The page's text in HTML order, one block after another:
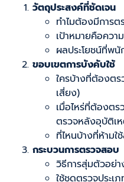
วัตถุประสงค์ที่ชัดเจน
ทำไมต้องมีการ
เป้าหมายคือคว
ผลประโยชน์ที่พนั
ขอบเขตการบังคับใช้
ใครบ้างที่ต้องต
เสี่ยง)
เมื่อไหร่ที่ต้องต
ตรวจหลังอุบัติเ
ที่ไหนบ้างที่ห้ามใ
กระบวนการตรวจสอบ
วิธีการสุ่มตัวอย่า
ใช้ชุดตรวจประเภ